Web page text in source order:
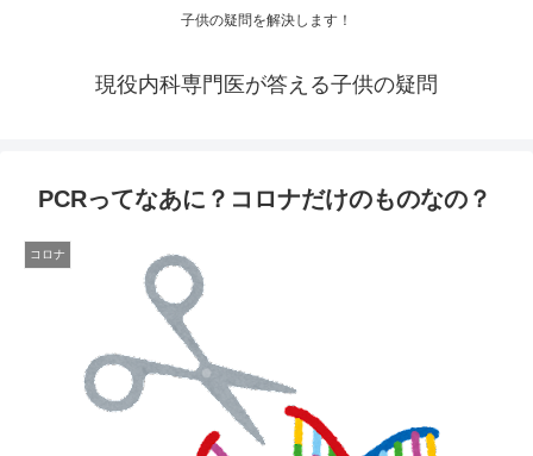
子供の疑問を解決します！
現役内科専門医が答える子供の疑問
PCRってなあに？コロナだけのものなの？
コロナ